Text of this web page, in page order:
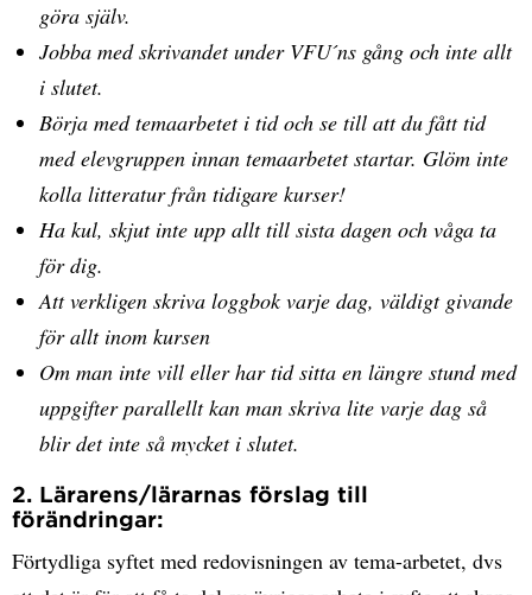
göra själv.
Jobba med skrivandet under VFU ́ns gång och inte allt
i slutet.
Börja med temaarbetet i tid och se till att du fått tid
med elevgruppen innan temaarbetet startar. Glöm inte
kolla litteratur från tidigare kurser!
Ha kul, skjut inte upp allt till sista dagen och våga ta
för dig.
Att verkligen skriva loggbok varje dag, väldigt givande
för allt inom kursen
Om man inte vill eller har tid sitta en längre stund med
uppgifter parallellt kan man skriva lite varje dag så
blir det inte så mycket i slutet.
2. Lärarens/lärarnas förslag till
förändringar:
Förtydliga syftet med redovisningen av tema-arbetet, dvs